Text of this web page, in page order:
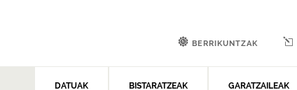
DATUAK BISTARATZEAK GARATZAILEAK
BERRIKUNTZAK